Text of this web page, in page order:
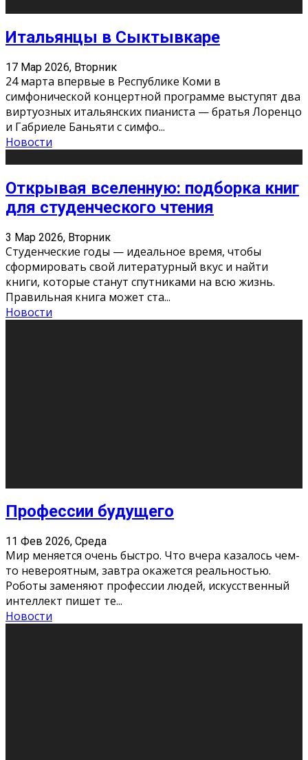
Итальянцы в Сыктывкаре
17 Мар 2026, Вторник
24 марта впервые в Республике Коми в
симфонической концертной программе выступят два
виртуозных итальянских пианиста — братья Лоренцо
и Габриеле Баньяти с симфо...
Новости
Открывая вселенную: подборка книг
для студенческого чтения
3 Мар 2026, Вторник
Студенческие годы — идеальное время, чтобы
сформировать свой литературный вкус и найти
книги, которые станут спутниками на всю жизнь.
Правильная книга может ста...
Новости
Как бороться со стрессом
11 Фев 2026, Среда
Стресс – нормальная реакция организма, когда
факторов, воздействующих на твой организм
больше, чем ресурсов. Есть советы, как бороться со
стрессовым состояни
Новости